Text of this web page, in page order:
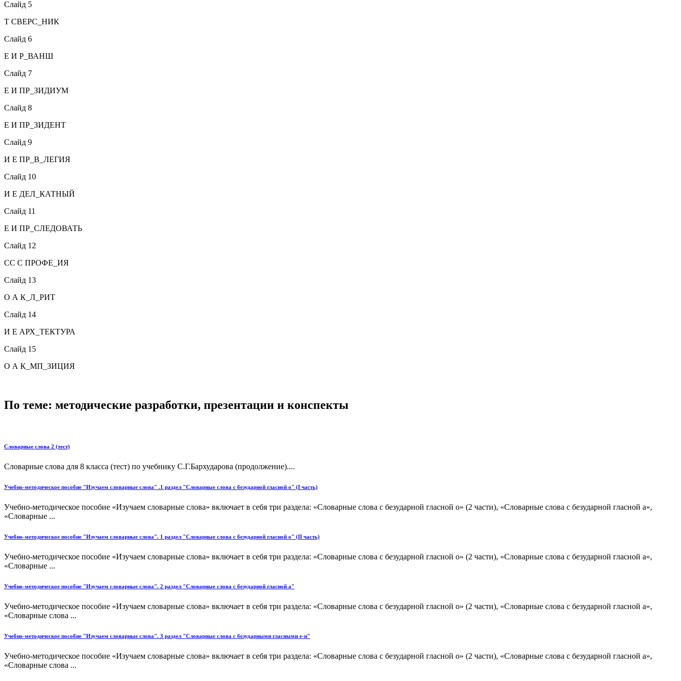
Слайд 5
Т СВЕРС_НИК
Слайд 6
Е И Р_ВАНШ
Слайд 7
Е И ПР_ЗИДИУМ
Слайд 8
Е И ПР_ЗИДЕНТ
Слайд 9
И Е ПР_В_ЛЕГИЯ
Слайд 10
И Е ДЕЛ_КАТНЫЙ
Слайд 11
Е И ПР_СЛЕДОВАТЬ
Слайд 12
СС С ПРОФЕ_ИЯ
Слайд 13
О А К_Л_РИТ
Слайд 14
И Е АРХ_ТЕКТУРА
Слайд 15
О А К_МП_ЗИЦИЯ
По теме: методические разработки, презентации и конспекты
Словарные слова 2 (тест)
Словарные слова для 8 класса (тест) по учебнику С.Г.Бархударова (продолжение)....
Учебно-методическое пособие "Изучаем словарные слова" .1 раздел "Словарные слова с безударной гласной о" (I часть)
Учебно-методическое пособие «Изучаем словарные слова» включает в себя три раздела: «Словарные слова с безударной гласной о» (2 части), «Словарные слова с безударной гласной а»,
«Словарные ...
Учебно-методическое пособие "Изучаем словарные слова". 1 раздел "Словарные слова с безударной гласной о" (II часть)
Учебно-методическое пособие «Изучаем словарные слова» включает в себя три раздела: «Словарные слова с безударной гласной о» (2 части), «Словарные слова с безударной гласной а»,
«Словарные ...
Учебно-методическое пособие "Изучаем словарные слова". 2 раздел "Словарные слова с безударной гласной а"
Учебно-методическое пособие «Изучаем словарные слова» включает в себя три раздела: «Словарные слова с безударной гласной о» (2 части), «Словарные слова с безударной гласной а»,
«Словарные слова ...
Учебно-методическое пособие "Изучаем словарные слова". 3 раздел "Словарные слова с безударными гласными е-и"
Учебно-методическое пособие «Изучаем словарные слова» включает в себя три раздела: «Словарные слова с безударной гласной о» (2 части), «Словарные слова с безударной гласной а»,
«Словарные слова ...